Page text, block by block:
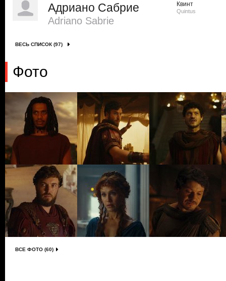
Адриано Сабрие
Adriano Sabrie
Квинт
Quintus
ВЕСЬ СПИСОК (97)
Фото
ВСЕ ФОТО (60)